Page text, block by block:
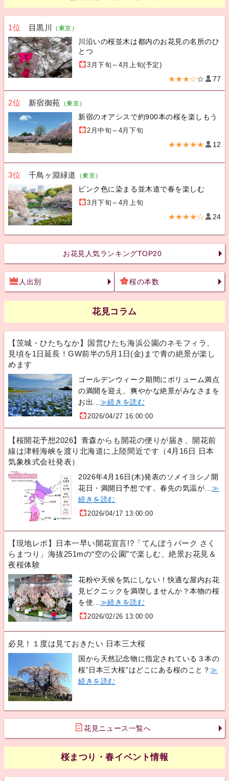
1位 目黒川 （東京）
川沿いの桜並木は都内のお花見の名所のひ
とつ
3月下旬～4月上旬(予定)
★★★☆☆ 77
2位 新宿御苑 （東京）
新宿のオアシスで約900本の桜を楽しもう
2月中旬～4月下旬
★★★★★ 12
3位 千鳥ヶ淵緑道 （東京）
ピンク色に染まる並木道で春を楽しむ
3月下旬～4月上旬
★★★★☆ 24
お花見人気ランキングTOP20
人出別 桜の本数
花見コラム
【茨城・ひたちなか】国営ひたち海浜公園のネモフィラ、
見頃を1日延長！GW前半の5月1日(金)まで青の絶景が楽し
めます
ゴールデンウィーク期間にボリューム満点
の満開を迎え、爽やかな絶景がみなさまを
お出... ≫続きを読む
2026/04/27 16:00:00
【桜開花予想2026】青森からも開花の便りが届き、開花前
線は津軽海峡を渡り北海道に上陸間近です（4月16日 日本
気象株式会社発表）
2026年4月16日(木)発表のソメイヨシノ開
花日・満開日予想です。春先の気温が... ≫
続きを読む
2026/04/17 13:00:00
【現地レポ】日本一早い開花宣言!?「てんぼうパーク さく
らまつり」海抜251mの“空の公園”で楽しむ、絶景お花見＆
夜桜体験
花粉や天候を気にしない！快適な屋内お花
見ピクニックを満喫しませんか？本物の桜
を使... ≫続きを読む
2026/02/26 13:00:00
必見！１度は見ておきたい 日本三大桜
国から天然記念物に指定されている３本の
桜”日本三大桜”はどこにある桜のこと？≫
続きを読む
花見ニュース一覧へ
桜まつり・春イベント情報